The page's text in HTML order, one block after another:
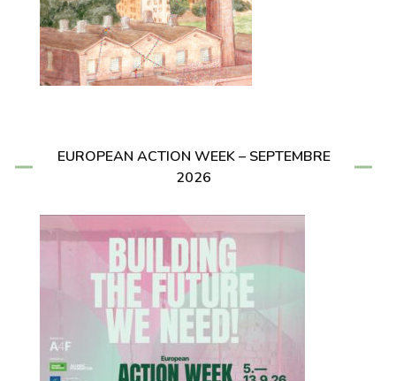
EUROPEAN ACTION WEEK – SEPTEMBRE
2026